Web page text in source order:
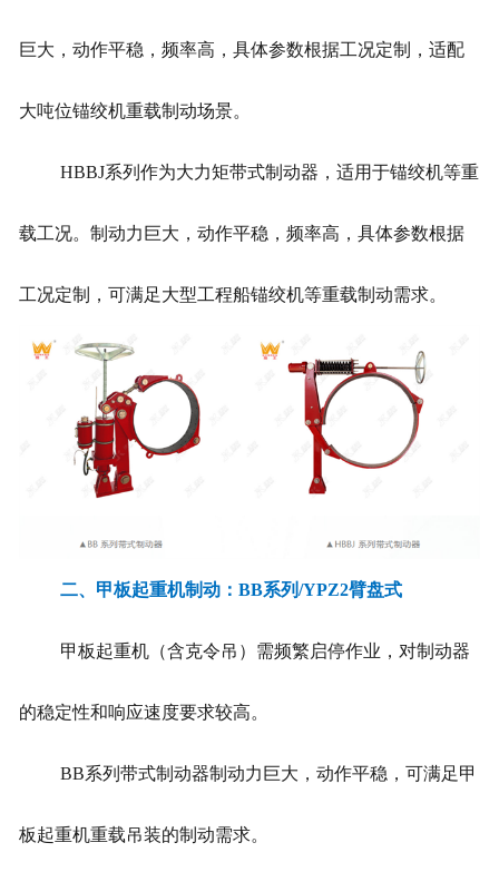
巨大，动作平稳，频率高，具体参数根据工况定制，适配
大吨位锚绞机重载制动场景。
HBBJ系列作为大力矩带式制动器，适用于锚绞机等重
载工况。制动力巨大，动作平稳，频率高，具体参数根据
工况定制，可满足大型工程船锚绞机等重载制动需求。
二、甲板起重机制动：BB系列/YPZ2臂盘式
甲板起重机（含克令吊）需频繁启停作业，对制动器
的稳定性和响应速度要求较高。
BB系列带式制动器制动力巨大，动作平稳，可满足甲
板起重机重载吊装的制动需求。